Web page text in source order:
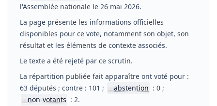
l'Assemblée nationale le 26 mai 2026.
La page présente les informations officielles
disponibles pour ce vote, notamment son objet, son
résultat et les éléments de contexte associés.
Le texte a été rejeté par ce scrutin.
La répartition publiée fait apparaître ont voté pour :
63 députés ; contre : 101 ;
📖abstention : 0 ;
📖non-votants : 2.